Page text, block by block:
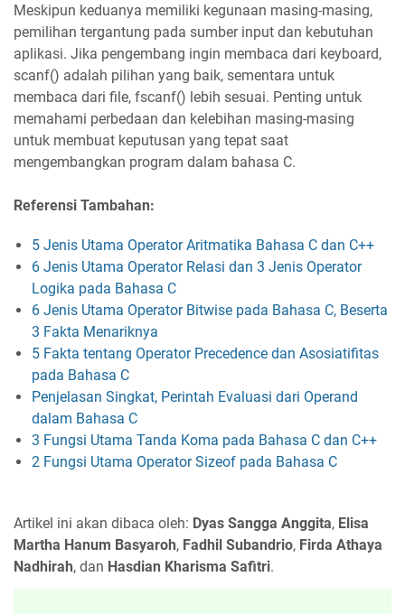
Meskipun keduanya memiliki kegunaan masing-masing,
pemilihan tergantung pada sumber input dan kebutuhan
aplikasi. Jika pengembang ingin membaca dari keyboard,
scanf() adalah pilihan yang baik, sementara untuk
membaca dari file, fscanf() lebih sesuai. Penting untuk
memahami perbedaan dan kelebihan masing-masing
untuk membuat keputusan yang tepat saat
mengembangkan program dalam bahasa C.
Referensi Tambahan:
5 Jenis Utama Operator Aritmatika Bahasa C dan C++
6 Jenis Utama Operator Relasi dan 3 Jenis Operator
Logika pada Bahasa C
6 Jenis Utama Operator Bitwise pada Bahasa C, Beserta
3 Fakta Menariknya
5 Fakta tentang Operator Precedence dan Asosiatifitas
pada Bahasa C
Penjelasan Singkat, Perintah Evaluasi dari Operand
dalam Bahasa C
3 Fungsi Utama Tanda Koma pada Bahasa C dan C++
2 Fungsi Utama Operator Sizeof pada Bahasa C
Artikel ini akan dibaca oleh: Dyas Sangga Anggita, Elisa
Martha Hanum Basyaroh, Fadhil Subandrio, Firda Athaya
Nadhirah, dan Hasdian Kharisma Safitri.